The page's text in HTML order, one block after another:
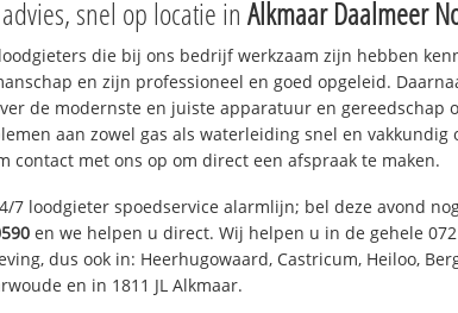
snel op locatie in Alkmaar Daalmeer
die bij ons bedrijf werkzaam zijn hebben
en zijn professioneel en goed opgeleid.
de modernste en juiste apparatuur en gereedschap
aan zowel gas als waterleiding snel en vakkundig
contact met ons op om direct een afspraak te maken.
7 loodgieter spoedservice alarmlijn; bel deze avond
en we helpen u direct. Wij helpen u in de gehele
dus ook in: Heerhugowaard, Castricum, Heiloo,
en in 1811 JL Alkmaar.